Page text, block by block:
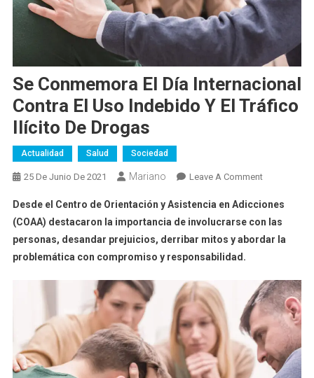
Se Conmemora El Día Internacional
Contra El Uso Indebido Y El Tráfico
Ilícito De Drogas
Actualidad Salud Sociedad
25 De Junio De 2021 Mariano Leave A CommentOn
Conmemora
El
Día
El
Uso
Indebido
Y
El
Tráfico
Desde el Centro de Orientación y Asistencia en Adicciones
(COAA) destacaron la importancia de involucrarse con las
personas, desandar prejuicios, derribar mitos y abordar la
problemática con compromiso y responsabilidad.